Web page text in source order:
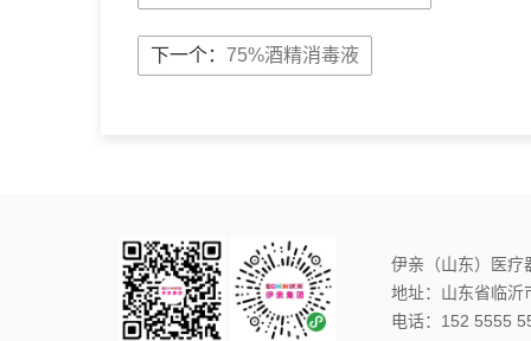
下一个： 75%酒精消毒液
伊亲（山东）医疗
地址：山东省临沂
电话：152 5555